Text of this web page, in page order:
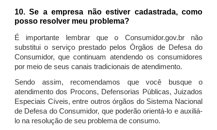
10. Se a empresa não estiver cadastrada, como
posso resolver meu problema?
É importante lembrar que o Consumidor.gov.br não
substitui o serviço prestado pelos Órgãos de Defesa do
Consumidor, que continuam atendendo os consumidores
por meio de seus canais tradicionais de atendimento.
Sendo assim, recomendamos que você busque o
atendimento dos Procons, Defensorias Públicas, Juizados
Especiais Cíveis, entre outros órgãos do Sistema Nacional
de Defesa do Consumidor, que poderão orientá-lo e auxiliá-
lo na resolução de seu problema de consumo.